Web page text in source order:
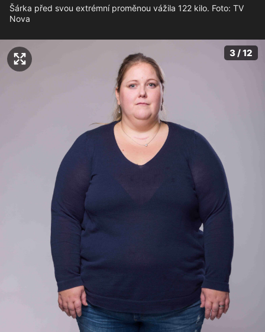
Šárka před svou extrémní proměnou vážila 122 kilo. Foto: TV
Nova
3 / 12